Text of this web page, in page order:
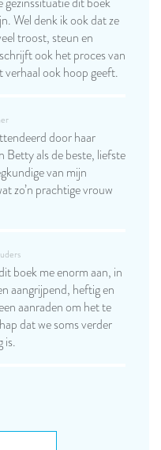
Wel denk ik ook dat ze
troost, steun en
ook het proces van
verhaal ook hoop geeft.
door haar
Betty als de beste, liefste
van mijn
zo’n prachtige vrouw
boek me enorm aan, in
aangrijpend, heftig en
aanraden om het te
dat we soms verder
is.